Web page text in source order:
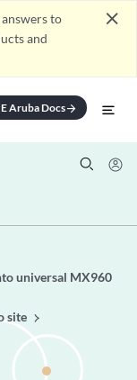
to
and
close
Aruba Docsarrow_forward
universal MX960
site